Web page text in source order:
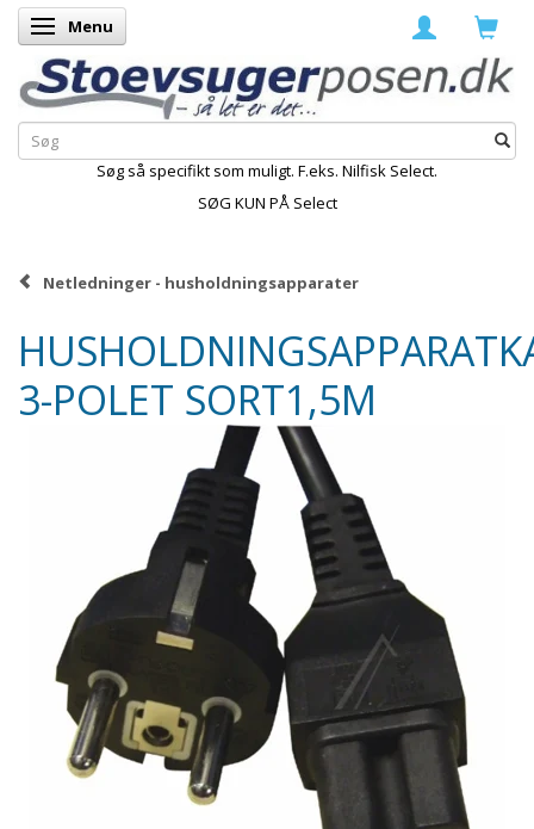
Skifte navigation
Menu
Søg så specifikt som muligt. F.eks. Nilfisk Select.
SØG KUN PÅ Select
Netledninger - husholdningsapparater
3-POLET SORT1,5M